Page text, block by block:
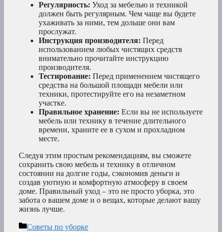
Регулярность: Уход за мебелью и техникой
должен быть регулярным. Чем чаще вы будете
ухаживать за ними, тем дольше они вам
прослужат.
Инструкция производителя: Перед
использованием любых чистящих средств
внимательно прочитайте инструкцию
производителя.
Тестирование: Перед применением чистящего
средства на большой площади мебели или
техники, протестируйте его на незаметном
участке.
Правильное хранение: Если вы не используете
мебель или технику в течение длительного
времени, храните ее в сухом и прохладном
месте.
Следуя этим простым рекомендациям, вы сможете
сохранить свою мебель и технику в отличном
состоянии на долгие годы, сэкономив деньги и
создав уютную и комфортную атмосферу в своем
доме. Правильный уход – это не просто уборка, это
забота о вашем доме и о вещах, которые делают вашу
жизнь лучше.
Рубрики
Советы по уборке